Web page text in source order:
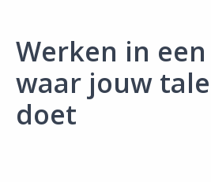
Werken in
waar jouw
doet